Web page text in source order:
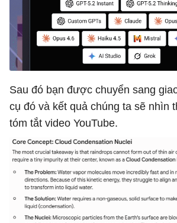
Sau đó bạn được chuyển sang
cụ đó và kết quả chúng ta sẽ nhìn
tóm tắt video YouTube.